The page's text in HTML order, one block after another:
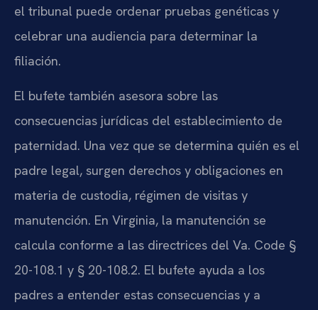
el tribunal puede ordenar pruebas genéticas y
celebrar una audiencia para determinar la
filiación.
El bufete también asesora sobre las
consecuencias jurídicas del establecimiento de
paternidad. Una vez que se determina quién es el
padre legal, surgen derechos y obligaciones en
materia de custodia, régimen de visitas y
manutención. En Virginia, la manutención se
calcula conforme a las directrices del Va. Code §
20-108.1 y § 20-108.2. El bufete ayuda a los
padres a entender estas consecuencias y a